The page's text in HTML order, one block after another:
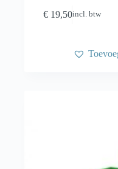
€ 19,50incl. btw